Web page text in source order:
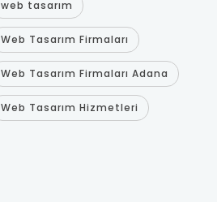
web tasarım
Web Tasarım Firmaları
Web Tasarım Firmaları Adana
Web Tasarım Hizmetleri